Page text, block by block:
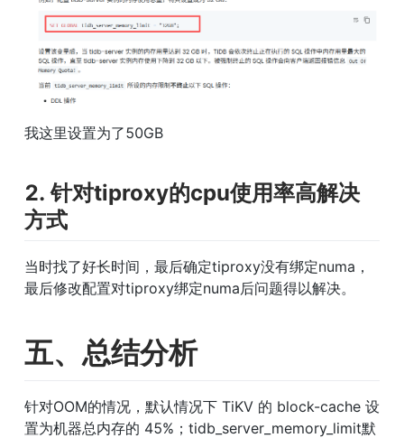
我这里设置为了50GB
2. 针对tiproxy的cpu使用率高解决
方式
当时找了好长时间，最后确定tiproxy没有绑定numa，
最后修改配置对tiproxy绑定numa后问题得以解决。
五、总结分析
针对OOM的情况，默认情况下 TiKV 的 block-cache 设
置为机器总内存的 45%；tidb_server_memory_limit默